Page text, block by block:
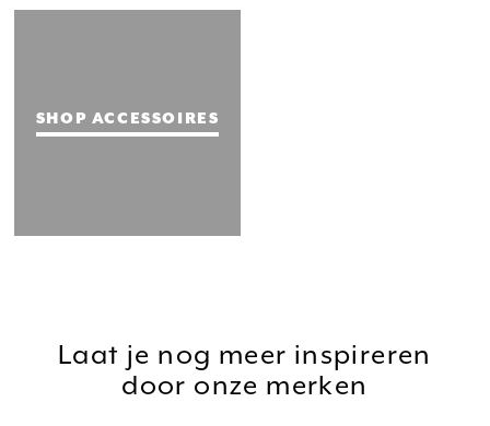
SHOP ACCESSOIRES
Laat je nog meer inspireren
door onze merken